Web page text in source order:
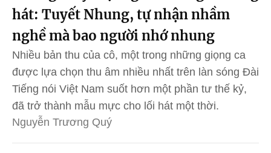
hát: Tuyết Nhung, tự nhận nhầm
nghề mà bao người nhớ nhung
Nhiều bản thu của cô, một trong những giọng ca
được lựa chọn thu âm nhiều nhất trên làn sóng Đài
Tiếng nói Việt Nam suốt hơn một phần tư thế kỷ,
đã trở thành mẫu mực cho lối hát một thời.
Nguyễn Trương Quý